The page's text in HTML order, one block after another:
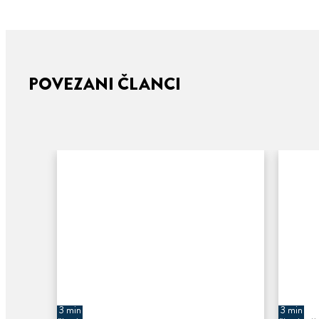
POVEZANI ČLANCI
3 min
3 min